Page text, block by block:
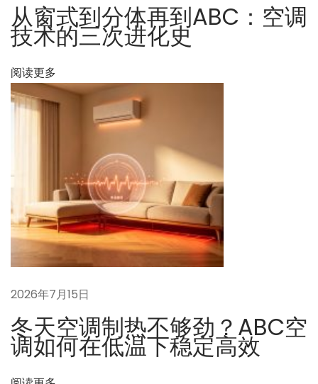
文
章
（
h
a
w
a
发
思
路
：
系
统
工
程
从窗式到分体再到ABC：空调
技术的三次进化史
阅读更多
2026年7月15日
冬天空调制热不够劲？ABC空
调如何在低温下稳定高效